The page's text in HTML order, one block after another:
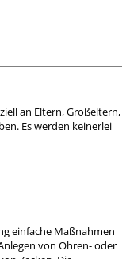
an Eltern, Großeltern,
Es werden keinerlei
einfache Maßnahmen
von Ohren- oder